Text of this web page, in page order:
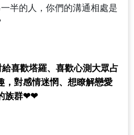
半的人，你們的溝通相處是
喜歡塔羅、喜歡心測大眾占
，對感情迷惘、想瞭解戀愛
族群❤❤